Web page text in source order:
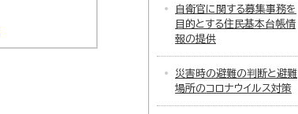
自衛官に関する募集事務を
目的とする住民基本台帳情
報の提供
災害時の避難の判断と避難
場所のコロナウイルス対策